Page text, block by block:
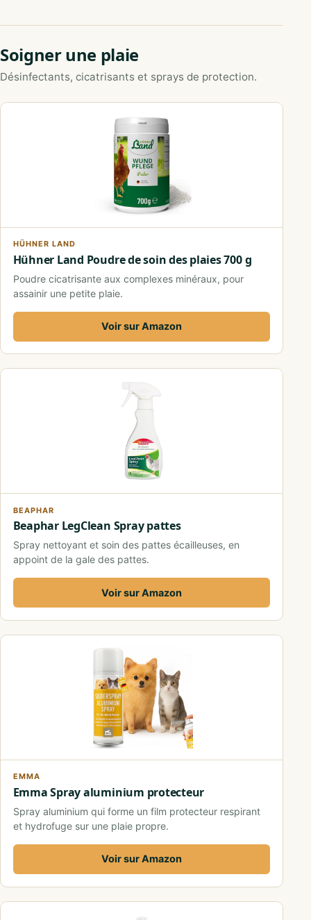
Soigner une plaie
Désinfectants, cicatrisants et sprays de protection.
HÜHNER LAND
Hühner Land Poudre de soin des plaies 700 g
Poudre cicatrisante aux complexes minéraux, pour
assainir une petite plaie.
Voir sur Amazon
BEAPHAR
Beaphar LegClean Spray pattes
Spray nettoyant et soin des pattes écailleuses, en
appoint de la gale des pattes.
Voir sur Amazon
EMMA
Emma Spray aluminium protecteur
Spray aluminium qui forme un film protecteur respirant
et hydrofuge sur une plaie propre.
Voir sur Amazon